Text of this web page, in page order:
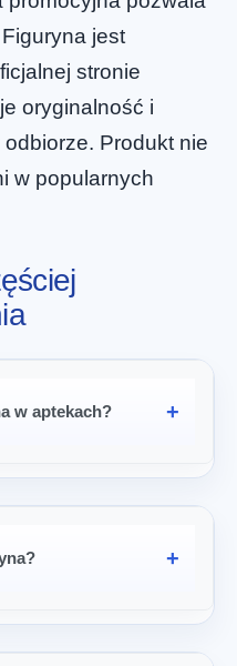
jest
stronie
oryginalność i
Produkt nie
w popularnych
w aptekach?